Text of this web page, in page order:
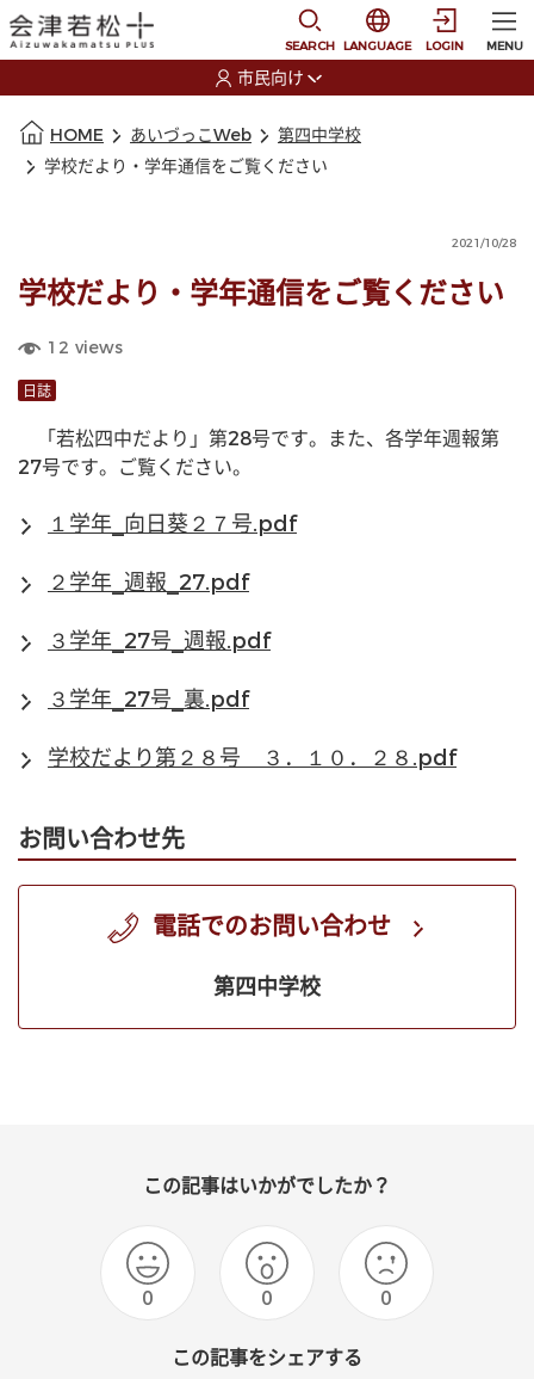
SEARCH
選択すると言語の切
LANGUAGE LOGIN MENU
市民向け
HOME あいづっこWeb
第四中学校
学校だより・学年通信をご覧ください
2021/10/28
学校だより・学年通信をご覧ください
12 views
日誌
「若松四中だより」第28号です。また、各学年週報第
27号です。ご覧ください。
１学年_向日葵２７号.pdf
２学年_週報_27.pdf
３学年_27号_週報.pdf
３学年_27号_裏.pdf
学校だより第２８号 ３．１０．２８.pdf
お問い合わせ先
電話でのお問い合わせ
第四中学校
この記事はいかがでしたか？
0 0 0
この記事をシェアする